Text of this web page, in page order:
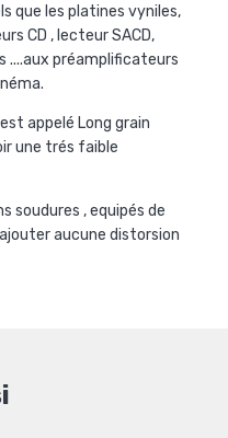
que les platines vyniles,
CD , lecteur SACD,
....aux préamplificateurs
appelé Long grain
une trés faible
soudures , equipés de
aucune distorsion